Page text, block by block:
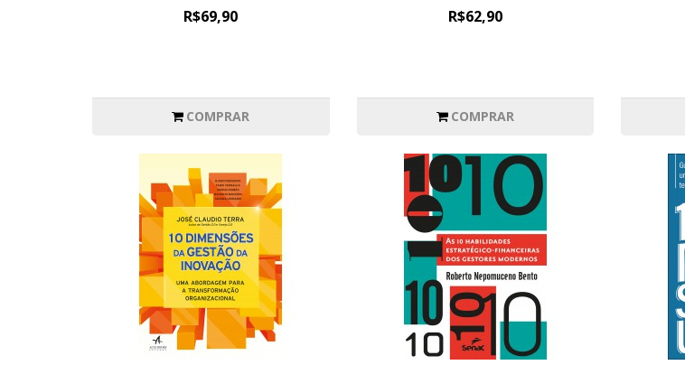
R$69,90
COMPRAR
R$62,90
COMPRAR